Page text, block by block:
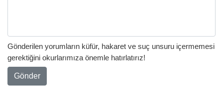
Gönderilen yorumların küfür, hakaret ve suç unsuru içermemesi
gerektiğini okurlarımıza önemle hatırlatırız!
Gönder